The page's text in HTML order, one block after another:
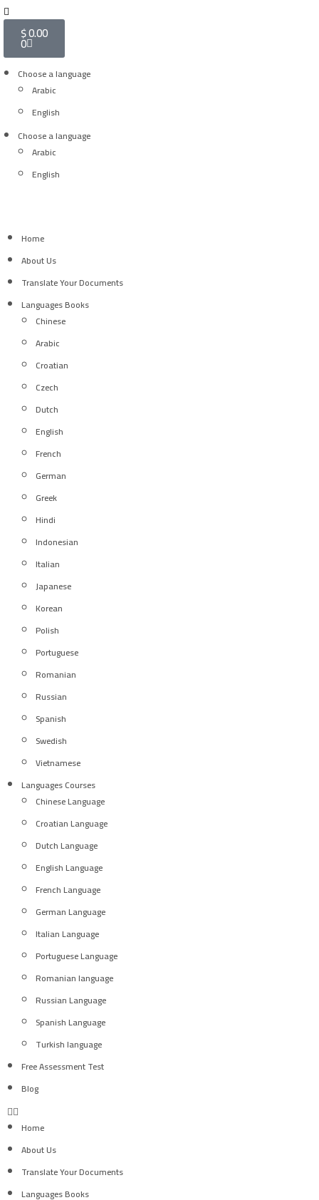
$0.00
0
Choose a language
Arabic
English
Choose a language
Arabic
English
Home
About Us
Translate Your Documents
Languages Books
Chinese
Arabic
Croatian
Czech
Dutch
English
French
German
Greek
Hindi
Indonesian
Italian
Japanese
Korean
Polish
Portuguese
Romanian
Russian
Spanish
Swedish
Vietnamese
Languages Courses
Chinese Language
Croatian Language
Dutch Language
English Language
French Language
German Language
Italian Language
Portuguese Language
Romanian language
Russian Language
Spanish Language
Turkish language
Free Assessment Test
Blog
Home
About Us
Translate Your Documents
Languages Books